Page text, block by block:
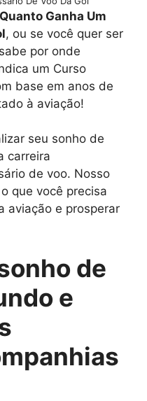
Quanto Ganha Um
, ou se você quer ser
por onde
um Curso
base em anos de
à aviação!
seu sonho de
carreira
de voo. Nosso
que você precisa
aviação e prosperar
de
e